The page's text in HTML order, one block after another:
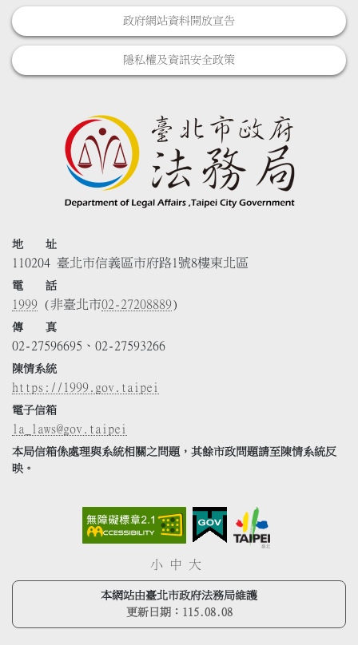
政府網站資料開放宣告
隱私權及資訊安全政策
地 址
110204 臺北市信義區市府路1號8樓東北區
電 話
1999 (非臺北市02-27208889)
傳 真
02-27596695、02-27593266
陳情系統
https://1999.gov.taipei
電子信箱
la_laws@gov.taipei
本局信箱係處理與系統相關之問題，其餘市政問題請至陳情系統反
映。
小 中 大
本網站由臺北市政府法務局維護
更新日期： 115.08.08